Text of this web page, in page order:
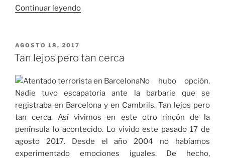
Continuar leyendo«Trilero
PUBLICADO
EL
AGOSTO 18, 2017
Tan lejos pero tan cerca
No hubo opción.
Nadie tuvo escapatoria ante la barbarie que se
registraba en Barcelona y en Cambrils. Tan lejos pero
tan cerca. Así vivimos en este otro rincón de la
península lo acontecido. Lo vivido este pasado 17 de
agosto 2017. Desde el año 2004 no habíamos
experimentado emociones iguales. De hecho,